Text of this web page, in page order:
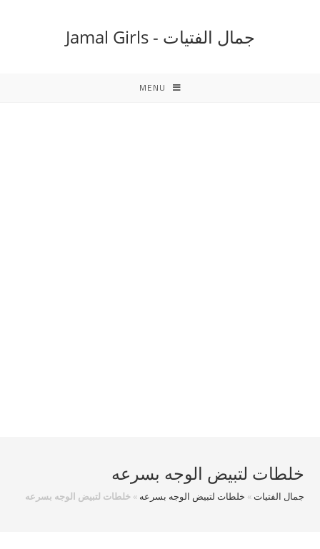
جمال الفتيات - Jamal Girls
MENU
خلطات لتبيض الوجه بسرعه
جمال الفتيات» خلطات لتبيض الوجه بسرعه »خلطات لتبيض الوجه بسرعه